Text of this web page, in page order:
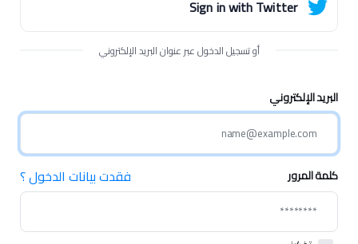
Sign in with Twitter
أو تسجيل الدخول عبر عنوان البريد الإلكتروني
البريد الإلكتروني
كلمة المرور فقدت بيانات الدخول ؟